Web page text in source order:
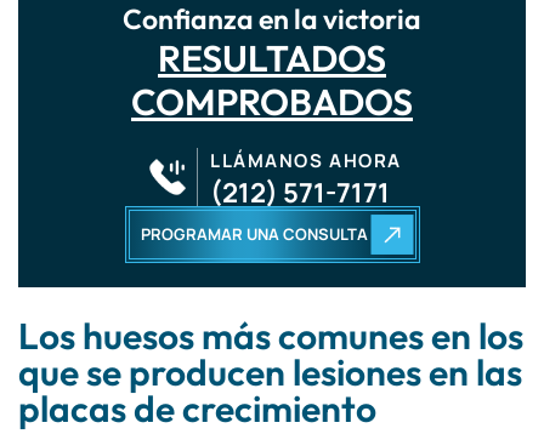
Confianza en la victoria
RESULTADOS
COMPROBADOS
PROGRAMAR UNA CONSULTA
LLÁMANOS AHORA
(212) 571-7171
Los huesos más comunes en los
que se producen lesiones en las
placas de crecimiento